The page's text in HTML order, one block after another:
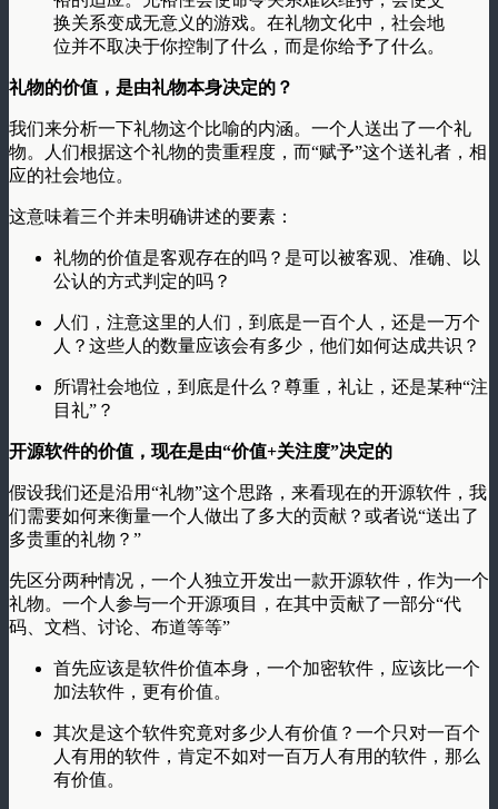
换关系变成无意义的游戏。在礼物文化中，社会地
位并不取决于你控制了什么，而是你给予了什么。
礼物的价值，是由礼物本身决定的？
我们来分析一下礼物这个比喻的内涵。一个人送出了一个礼
物。人们根据这个礼物的贵重程度，而“赋予”这个送礼者，相
应的社会地位。
这意味着三个并未明确讲述的要素：
礼物的价值是客观存在的吗？是可以被客观、准确、以
公认的方式判定的吗？
人们，注意这里的人们，到底是一百个人，还是一万个
人？这些人的数量应该会有多少，他们如何达成共识？
所谓社会地位，到底是什么？尊重，礼让，还是某种“注
目礼”？
开源软件的价值，现在是由“价值+关注度”决定的
假设我们还是沿用“礼物”这个思路，来看现在的开源软件，我
们需要如何来衡量一个人做出了多大的贡献？或者说“送出了
多贵重的礼物？”
先区分两种情况，一个人独立开发出一款开源软件，作为一个
礼物。一个人参与一个开源项目，在其中贡献了一部分“代
码、文档、讨论、布道等等”
首先应该是软件价值本身，一个加密软件，应该比一个
加法软件，更有价值。
其次是这个软件究竟对多少人有价值？一个只对一百个
人有用的软件，肯定不如对一百万人有用的软件，那么
有价值。